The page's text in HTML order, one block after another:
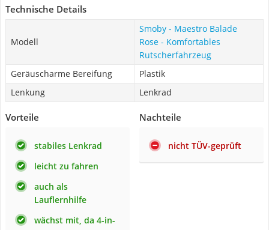
Technische Details
Modell
Smoby - Maestro Balade
Rose - Komfortables
Rutscherfahrzeug
Geräuscharme Bereifung
Plastik
Lenkung
Lenkrad
Vorteile
stabiles Lenkrad
leicht zu fahren
auch als
Lauflernhilfe
wächst mit, da 4-in-
Nachteile
nicht TÜV-geprüft